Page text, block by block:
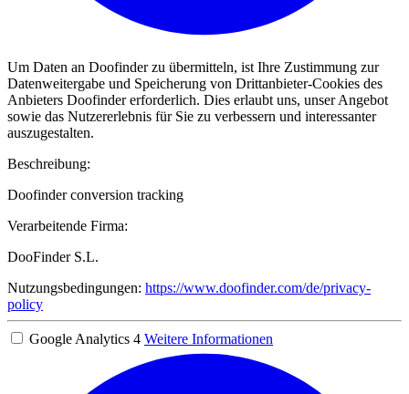
Um Daten an Doofinder zu übermitteln, ist Ihre Zustimmung zur
Datenweitergabe und Speicherung von Drittanbieter-Cookies des
Anbieters Doofinder erforderlich. Dies erlaubt uns, unser Angebot
sowie das Nutzererlebnis für Sie zu verbessern und interessanter
auszugestalten.
Beschreibung:
Doofinder conversion tracking
Verarbeitende Firma:
DooFinder S.L.
Nutzungsbedingungen: https://www.doofinder.com/de/privacy-
policy
Google Analytics 4 Weitere Informationen